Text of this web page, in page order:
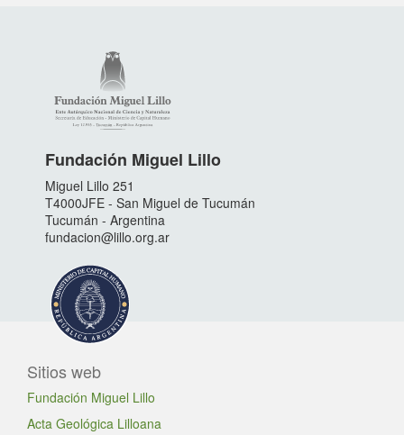
Fundación Miguel Lillo
Miguel Lillo 251
T4000JFE - San Miguel de Tucumán
Tucumán - Argentina
fundacion@lillo.org.ar
Sitios web
Fundación Miguel Lillo
Acta Geológica Lilloana